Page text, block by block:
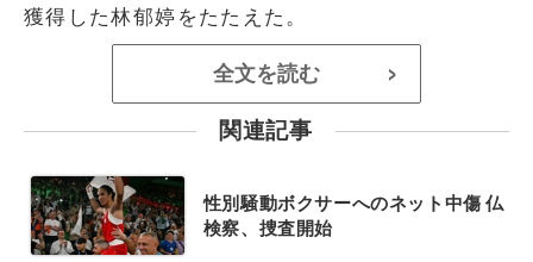
獲得した林郁婷をたたえた。
全文を読む >
関連記事
性別騒動ボクサーへのネット中傷 仏
検察、捜査開始